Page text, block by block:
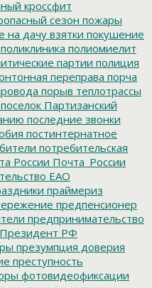
кроссфит
сезон пожары
на дачу взятки покушение
поликлиника полиомиелит
партии полиция
переправа порча
порыв теплотрассы
поселок Партизанский
последние звонки
постинтернатное
потребительская
России Почта_России
ЕАО
праймериз
предпенсионер
предпринимательство
Президент РФ
презумпция доверия
преступность
фотовидеофиксации